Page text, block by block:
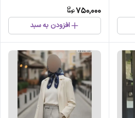
750,000
افزودن به سبد